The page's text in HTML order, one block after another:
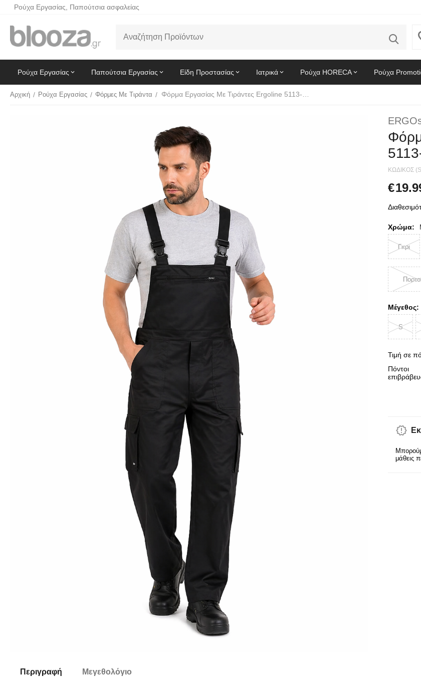
Ρούχα Εργασίας, Παπούτσια ασφαλείας
Ρούχα Εργασίας Παπούτσια Εργασίας Είδη Προστασίας Ιατρικά Ρούχα HORECA Ρούχα
Αρχική / Ρούχα Εργασίας / Φόρμες Με Τιράντα /
ΚΩΔΙΚΟΣ
€
Χρώμα:
Γκρι
Μέγεθος:
S
Τιμή σε
Πόντοι
μάθεις
Περιγραφή Μεγεθολόγιο